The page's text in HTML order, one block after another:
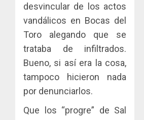
desvincular de los actos
vandálicos en Bocas del
Toro alegando que se
trataba de infiltrados.
Bueno, si así era la cosa,
tampoco hicieron nada
por denunciarlos.
Que los “progre” de Sal